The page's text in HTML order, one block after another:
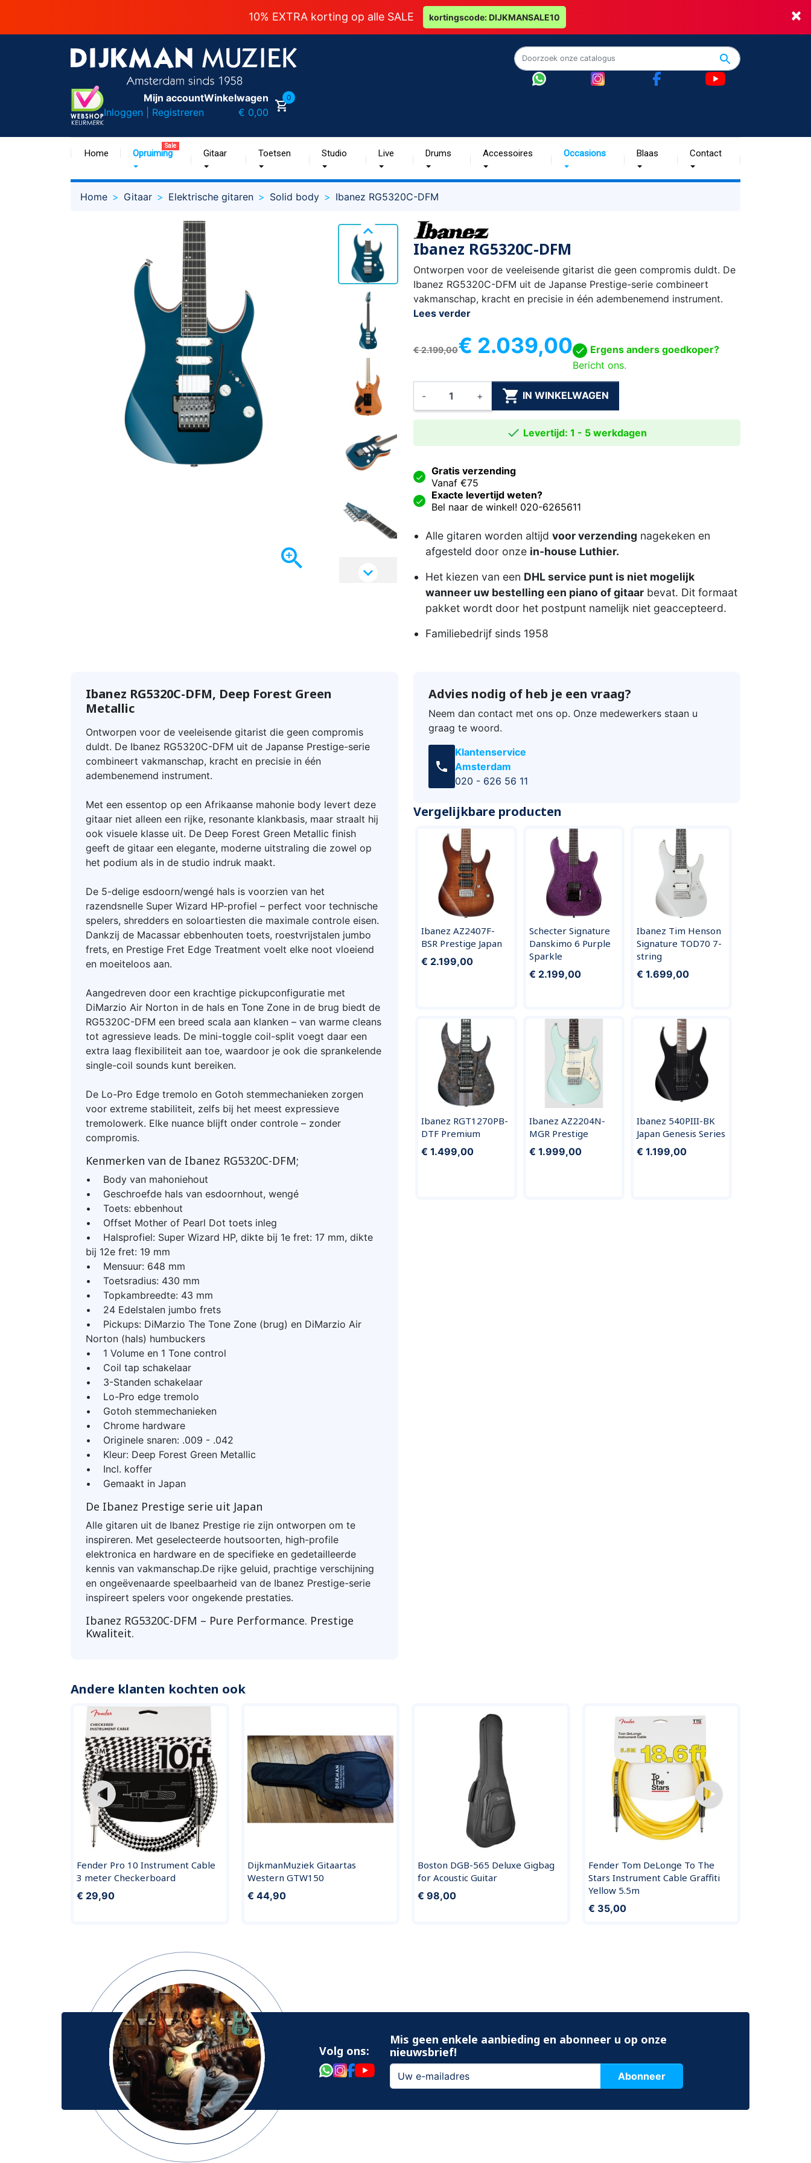
×
10% EXTRA korting op alle SALE kortingscode: DIJKMANSALE10
Mijn account
Inloggen | Registreren
Winkelwagen
€ 0,00
0
Home Opruiming
Sale
Gitaar Toetsen Studio Live Drums Accessoires Occasions Blaas Contact
Home Gitaar Elektrische gitaren Solid body Ibanez RG5320C-DFM


Ibanez RG5320C-DFM
Ontworpen voor de veeleisende gitarist die geen compromis duldt. De
Ibanez RG5320C-DFM uit de Japanse Prestige-serie combineert
vakmanschap, kracht en precisie in één adembenemend instrument.
Lees verder
€ 2.199,00€ 2.039,00
Ergens anders goedkoper?
Bericht ons.
- +  IN WINKELWAGEN
 Levertijd: 1 - 5 werkdagen
Gratis verzending
Vanaf €75
Exacte levertijd weten?
Bel naar de winkel! 020-6265611
Alle gitaren worden altijd voor verzending nagekeken en
afgesteld door onze in-house Luthier.
Het kiezen van een DHL service punt is niet mogelijk
wanneer uw bestelling een piano of gitaarbevat. Dit formaat
pakket wordt door het postpunt namelijk niet geaccepteerd.
Familiebedrijf sinds 1958
Ibanez RG5320C-DFM, Deep Forest Green
Metallic
Ontworpen voor de veeleisende gitarist die geen compromis
duldt. De Ibanez RG5320C-DFM uit de Japanse Prestige-serie
combineert vakmanschap, kracht en precisie in één
adembenemend instrument.
Met een essentop op een Afrikaanse mahonie body levert deze
gitaar niet alleen een rijke, resonante klankbasis, maar straalt hij
ook visuele klasse uit. De Deep Forest Green Metallic finish
geeft de gitaar een elegante, moderne uitstraling die zowel op
het podium als in de studio indruk maakt.
De 5-delige esdoorn/wengé hals is voorzien van het
razendsnelle Super Wizard HP-profiel – perfect voor technische
spelers, shredders en soloartiesten die maximale controle eisen.
Dankzij de Macassar ebbenhouten toets, roestvrijstalen jumbo
frets, en Prestige Fret Edge Treatment voelt elke noot vloeiend
en moeiteloos aan.
Aangedreven door een krachtige pickupconfiguratie met
DiMarzio Air Norton in de hals en Tone Zone in de brug biedt de
RG5320C-DFM een breed scala aan klanken – van warme cleans
tot agressieve leads. De mini-toggle coil-split voegt daar een
extra laag flexibiliteit aan toe, waardoor je ook die sprankelende
single-coil sounds kunt bereiken.
De Lo-Pro Edge tremolo en Gotoh stemmechanieken zorgen
voor extreme stabiliteit, zelfs bij het meest expressieve
tremolowerk. Elke nuance blijft onder controle – zonder
compromis.
Kenmerken van de Ibanez RG5320C-DFM;
• Body van mahoniehout
• Geschroefde hals van esdoornhout, wengé
• Toets: ebbenhout
• Offset Mother of Pearl Dot toets inleg
• Halsprofiel: Super Wizard HP, dikte bij 1e fret: 17 mm, dikte
bij 12e fret: 19 mm
• Mensuur: 648 mm
• Toetsradius: 430 mm
• Topkambreedte: 43 mm
• 24 Edelstalen jumbo frets
• Pickups: DiMarzio The Tone Zone (brug) en DiMarzio Air
Norton (hals) humbuckers
• 1 Volume en 1 Tone control
• Coil tap schakelaar
• 3-Standen schakelaar
• Lo-Pro edge tremolo
• Gotoh stemmechanieken
• Chrome hardware
• Originele snaren: .009 - .042
• Kleur: Deep Forest Green Metallic
• Incl. koffer
• Gemaakt in Japan
De Ibanez Prestige serie uit Japan
Alle gitaren uit de Ibanez Prestige rie zijn ontworpen om te
inspireren. Met geselecteerde houtsoorten, high-profile
elektronica en hardware en de specifieke en gedetailleerde
kennis van vakmanschap.De rijke geluid, prachtige verschijning
en ongeëvenaarde speelbaarheid van de Ibanez Prestige-serie
inspireert spelers voor ongekende prestaties.
Ibanez RG5320C-DFM – Pure Performance. Prestige
Kwaliteit.
Advies nodig of heb je een vraag?
Neem dan contact met ons op. Onze medewerkers staan u
graag te woord.
call
Klantenservice
Amsterdam
020 - 626 56 11
Vergelijkbare producten
Ibanez AZ2407F-
BSR Prestige Japan
€ 2.199,00
Schecter Signature
Danskimo 6 Purple
Sparkle
€ 2.199,00
Ibanez Tim Henson
Signature TOD70 7-
string
€ 1.699,00
Ibanez RGT1270PB-
DTF Premium
€ 1.499,00
Ibanez AZ2204N-
MGR Prestige
€ 1.999,00
Ibanez 540PIII-BK
Japan Genesis Series
€ 1.199,00
Andere klanten kochten ook
Fender Pro 10 Instrument Cable
3 meter Checkerboard
€ 29,90
DijkmanMuziek Gitaartas
Western GTW150
€ 44,90
Boston DGB-565 Deluxe Gigbag
for Acoustic Guitar
€ 98,00
Fender Tom DeLonge To The
Stars Instrument Cable Graffiti
Yellow 5.5m
€ 35,00
Volg ons:
Mis geen enkele aanbieding en abonneer u op onze
nieuwsbrief!
Abonneer